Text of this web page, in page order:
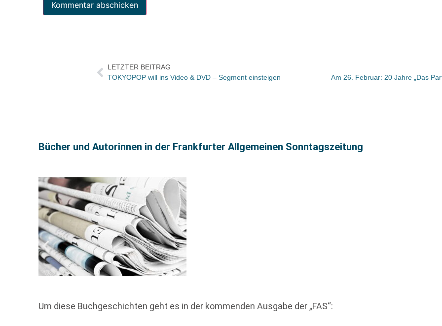
LETZTER BEITRAG
TOKYOPOP will ins Video & DVD – Segment einsteigen
Bücher und Autorinnen in der Frankfurter Allgemeinen Sonntagszeitung
Um diese Buchgeschichten geht es in der kommenden Ausgabe der „FAS“: